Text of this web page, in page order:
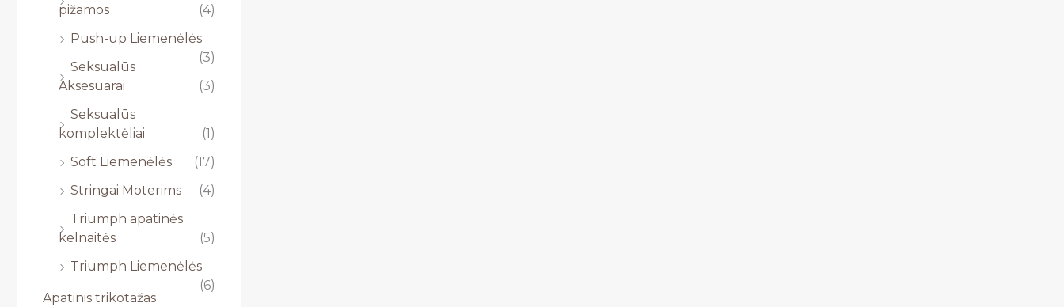
pižamos
(4)
Push-up Liemenėlės
(3)
Seksualūs
Aksesuarai
(3)
Seksualūs
komplektėliai
(1)
Soft Liemenėlės
(17)
Stringai Moterims
(4)
Triumph apatinės
kelnaitės
(5)
Triumph Liemenėlės
(6)
Apatinis trikotažas